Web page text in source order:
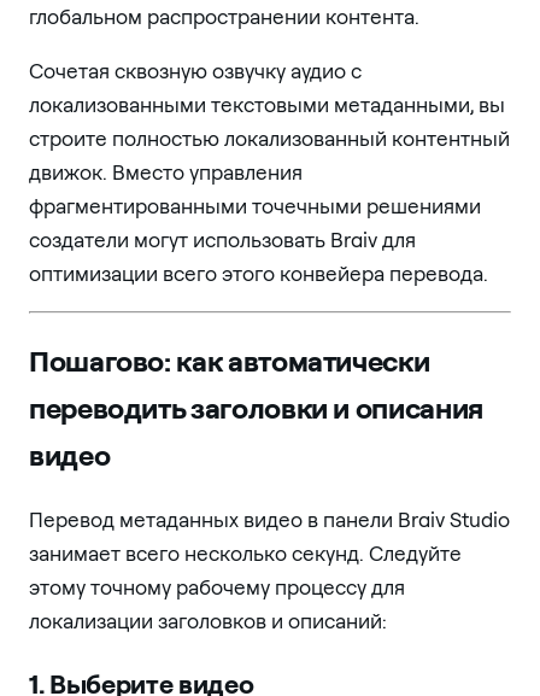
глобальном распространении контента.
Сочетая сквозную озвучку аудио с
локализованными текстовыми метаданными, вы
строите полностью локализованный контентный
движок. Вместо управления
фрагментированными точечными решениями
создатели могут использовать Braiv для
оптимизации всего этого конвейера перевода.
Пошагово: как автоматически
переводить заголовки и описания
видео
Перевод метаданных видео в панели Braiv Studio
занимает всего несколько секунд. Следуйте
этому точному рабочему процессу для
локализации заголовков и описаний:
1. Выберите видео